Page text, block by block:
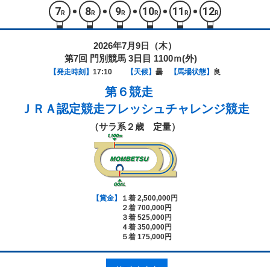
7 R 8R 9R 10R 11 R 12R
2026年7月9日（木）
第7回 門別競馬 3日目 1100ｍ(外)
【発走時刻】 17:10 【天候】 曇 【馬場状態】 良
第６競走
ＪＲＡ認定競走フレッシュチャレンジ競走
（サラ系２歳 定量）
【賞金】
１着 2,500,000円
２着 700,000円
３着 525,000円
４着 350,000円
５着 175,000円